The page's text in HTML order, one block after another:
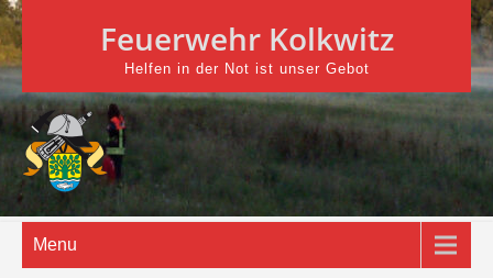
Skip
to
content
Feuerwehr Kolkwitz
Helfen in der Not ist unser Gebot
Menu